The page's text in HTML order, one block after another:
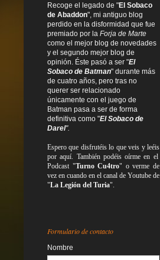
Recoge el legado de "El Sobaco
de Abaddon", mi antiguo blog
perdido en la disformidad que fue
premiado por la Forja de Marte
como el mejor blog de novedades
y el segundo mejor blog de
opinión. Éste pasó a ser "El
Sobaco de Batman" durante más
de cuatro años, pero tras no
querer ser relacionado
únicamente con el juego de
Batman pasa a ser de forma
definitiva como "El Sobaco de
Darel".
Espero que disfrutéis lo queveis yleéis
por aquí. También podéis oírme en el
Podcast "Turno Cu4tro" o verme de
vez en cuando en el canal de Youtube de
"La Legión del Turia".
Formulario de contacto
Nombre